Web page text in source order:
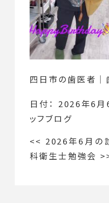
四日市の歯医者｜
日付： 2026年6月
ッフブログ
<< 2026年6月の
科衛生士勉強会